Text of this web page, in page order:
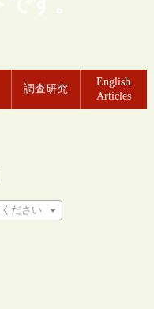
調査研究
English
Articles
ださい